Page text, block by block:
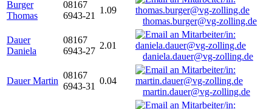
Burger
Thomas
08167
6943-21
1.09
thomas.burger@vg-zolling.de
Dauer
Daniela
08167
6943-27
2.01
daniela.dauer@vg-zolling.de
Dauer Martin
08167
6943-31
0.04
martin.dauer@vg-zolling.de